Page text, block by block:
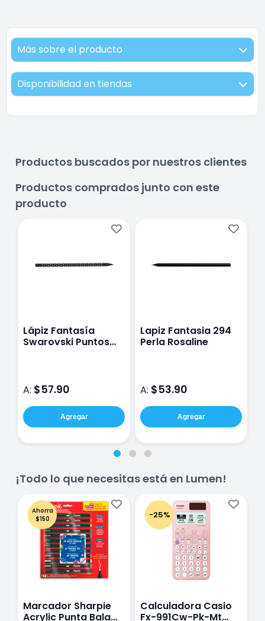
Más sobre el producto
Disponibilidad en tiendas
Productos buscados por nuestros clientes
Productos comprados junto con este
producto
Lápiz Fantasía
Swarovski Puntos
A: $57.90
Agregar
Lapiz Fantasia 294
Perla Rosaline
A: $53.90
Agregar
¡Todo lo que necesitas está en Lumen!
Ahorra
$150
Marcador Sharpie
Acrylic Punta Bala
-25%
Calculadora Casio
Fx-991Cw-Pk-Mt